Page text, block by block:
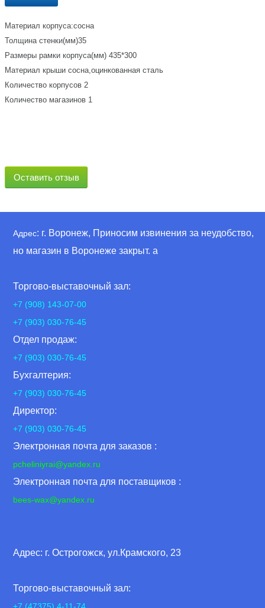
Материал корпуса:сосна
Толщина стенки(мм)35
Размеры рамки корпуса(мм) 435*300
Материал крыши сосна,оцинкованная сталь
Количество корпусов 2
Количество магазинов 1
Оставить отзыв
Адрес: г. Воронеж, Приносим извинения за неудобство,
но магазин в Воронеже закрыт. а
Торгово-выставочный зал:
+7 (908) 143-07-00
+7 (903) 030-76-45
Отдел продаж:
+7 (903) 030-76-45
Бухгалтерия:
+7 (903) 030-76-45
Директор:
+7 (903) 030-76-45
Электронная почта для заказов :
pcheliniyrai@yandex.ru
Электронная почта для поставщиков :
bees-wax@yandex.ru
Адрес: г. Острогожск, ул.Крамского, 23
Торгово-выставочный зал: